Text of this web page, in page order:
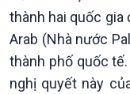
Tin Chính trị
Chính phủ với người
Quốc hội với cử tri
Xây dựng đảng
Đảng trong cuộc
thành hai quốc gia
Arab (Nhà nước
thành phố quốc
nghị quyết này